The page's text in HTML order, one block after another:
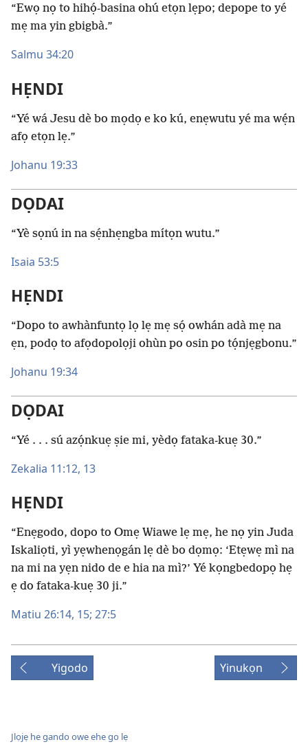
“Ewọ nọ to hihọ́-basina ohú etọn lẹpo; depope to yé
mẹ ma yin gbigbà.”
Salmu 34:20
HẸNDI
“Yé wá Jesu dè bo mọdọ e ko kú, enẹwutu yé ma wẹ́n
afọ etọn lẹ.”
Johanu 19:33
DỌDAI
“Yè sọnú in na sẹ́nhẹngba mítọn wutu.”
Isaia 53:5
HẸNDI
“Dopo to awhànfuntọ lọ lẹ mẹ sọ́ owhán adà mẹ na
ẹn, podọ to afọdopolọji ohùn po osin po tọ́njẹgbonu.”
Johanu 19:34
DỌDAI
“Yé . . . sú azọ́nkuẹ ṣie mi, yèdọ fataka-kuẹ 30.”
Zekalia 11:12, 13
HẸNDI
“Enẹgodo, dopo to Omẹ Wiawe lẹ mẹ, he nọ yin Juda
Iskaliọti, yì yẹwhenọgán lẹ dè bo dọmọ: ‘Etẹwẹ mì na
na mi na yẹn nido de e hia na mì?’ Yé kọngbedopọ hẹ
ẹ do fataka-kuẹ 30 ji.”
Matiu 26:14, 15; 27:5
Yigodo Yinukọn
Jlọjẹ he gando owe ehe go lẹ